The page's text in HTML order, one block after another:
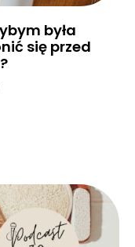
była
się przed